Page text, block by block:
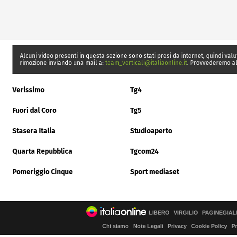
Alcuni video presenti in questa sezione sono stati presi da internet, quindi
rimozione inviando una mail a: team_verticali@italiaonline.it. Provvederemo
Verissimo Tg4
Fuori dal Coro Tg5
Stasera Italia Studioaperto
Quarta Repubblica Tgcom24
Pomeriggio Cinque Sport mediaset
LIBERO VIRGILIO
Chi siamo Note Legali Privacy Cookie Policy